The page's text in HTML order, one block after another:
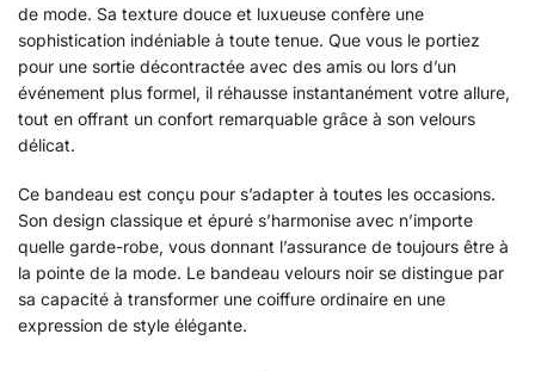
de mode. Sa texture douce et luxueuse confère une
sophistication indéniable à toute tenue. Que vous le portiez
pour une sortie décontractée avec des amis ou lors d’un
événement plus formel, il réhausse instantanément votre allure,
tout en offrant un confort remarquable grâce à son velours
délicat.
Ce bandeau est conçu pour s’adapter à toutes les occasions.
Son design classique et épuré s’harmonise avec n’importe
quelle garde-robe, vous donnant l’assurance de toujours être à
la pointe de la mode. Le bandeau velours noir se distingue par
sa capacité à transformer une coiffure ordinaire en une
expression de style élégante.